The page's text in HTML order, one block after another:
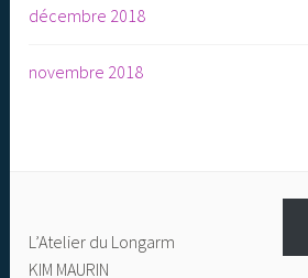
décembre 2018
novembre 2018
L’Atelier du Longarm
KIM MAURIN